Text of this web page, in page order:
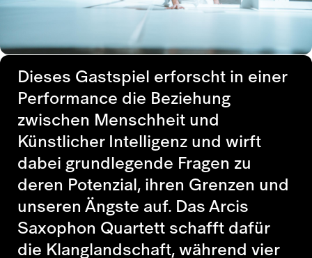
Dieses Gastspiel erforscht in einer
Performance die Beziehung
zwischen Menschheit und
Künstlicher Intelligenz und wirft
dabei grundlegende Fragen zu
deren Potenzial, ihren Grenzen und
unseren Ängste auf. Das Arcis
Saxophon Quartett schafft dafür
die Klanglandschaft, während vier